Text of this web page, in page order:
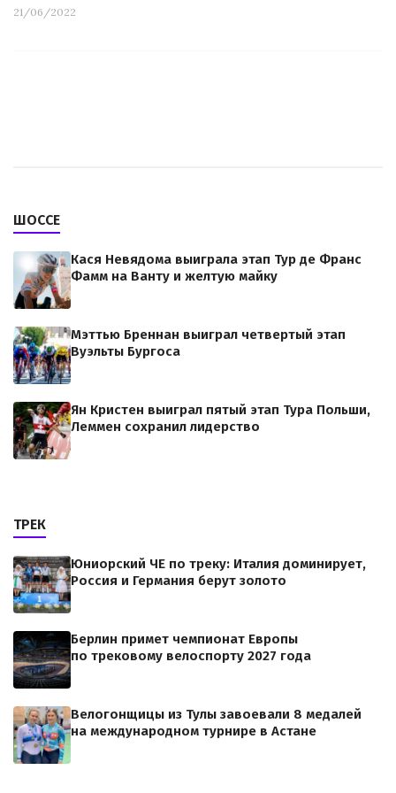
21/06/2022
ШОССЕ
Кася Невядома выиграла этап Тур де Франс
Фамм на Ванту и желтую майку
Мэттью Бреннан выиграл четвертый этап
Вуэльты Бургоса
Ян Кристен выиграл пятый этап Тура Польши,
Леммен сохранил лидерство
ТРЕК
Юниорский ЧЕ по треку: Италия доминирует,
Россия и Германия берут золото
Берлин примет чемпионат Европы
по трековому велоспорту 2027 года
Велогонщицы из Тулы завоевали 8 медалей
на международном турнире в Астане